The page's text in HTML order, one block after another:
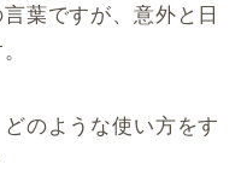
葉ですが、意外と日
のような使い方をす